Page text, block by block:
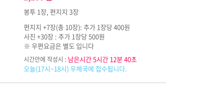
봉투 1장, 편지지 3장
편지지 +7장(총 10장): 추가 1장당 400원
사진 +30장 : 추가 1장당 500원
※ 우편요금은 별도 입니다
시간안에 작성시 : 남은시간 5시간 12분 40초
오늘(17시~18시) 우체국에 접수됩니다.